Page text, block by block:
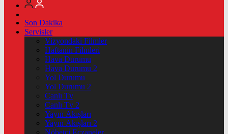
Son Dakika
Servisler
Vizyondaki Filmler
Haftanin Filmleri
Hava Durumu
Hava Durumu 2
Yol Durumu
Yol Durumu 2
Canlı Tv
Canlı Tv 2
Yayın Akışları
Yayın Akışları 2
Nöbetçi Eczaneler